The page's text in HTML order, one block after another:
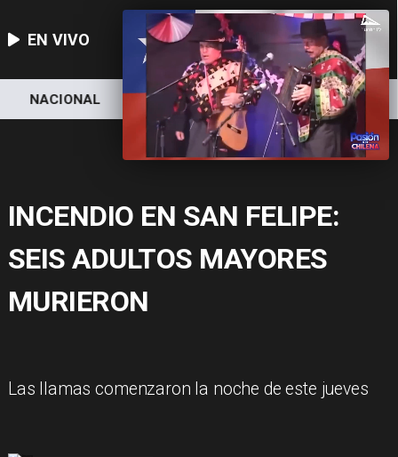
EN VIVO
NACIONAL DEPORTES ECONOMÍA
INCENDIO EN SAN FELIPE:
SEIS ADULTOS MAYORES
MURIERON
Las llamas comenzaron la noche de este jueves